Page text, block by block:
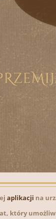
aplikacji na
który